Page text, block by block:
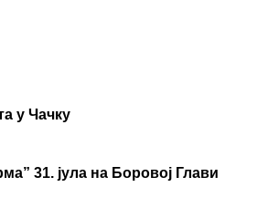
у Чачку
31. јула на Боровој Глави